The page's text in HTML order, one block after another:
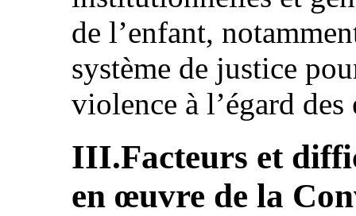
de l’enfant,
système de justice
violence à l’égard des
III.Facteurs et
en œuvre de la